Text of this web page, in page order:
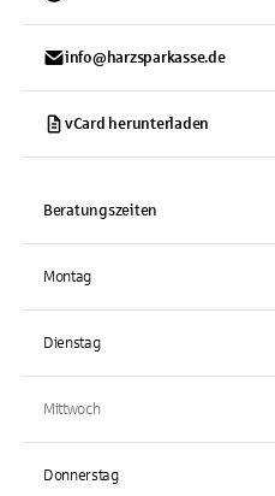
info@harzsparkasse.de
vCard herunterladen
Beratungszeiten
Montag
Dienstag
Mittwoch
Donnerstag